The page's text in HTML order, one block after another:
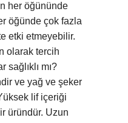
her öğününde
öğünde çok fazla
etki etmeyebilir.
olarak tercih
mı?
ve yağ ve şeker
lif içeriği
üründür. Uzun